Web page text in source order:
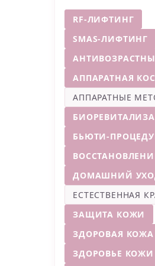
RF-ЛИФТИНГ
SMAS-ЛИФТИНГ
АППАРАТНАЯ
АППАРАТНЫЕ
БЬЮТИ-
ДОМАШНИЙ
ЕСТЕСТВЕННАЯ
ЗАЩИТА КОЖИ
ЗДОРОВАЯ КОЖА
ЗДОРОВЬЕ КОЖИ